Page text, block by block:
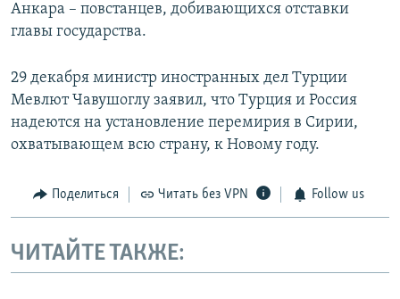
Анкара – повстанцев, добивающихся отставки
главы государства.
29 декабря министр иностранных дел Турции
Мевлют Чавушоглу заявил, что Турция и Россия
надеются на установление перемирия в Сирии,
охватывающем всю страну, к Новому году.
Поделиться Читать без VPN Follow us
ЧИТАЙТЕ ТАКЖЕ: